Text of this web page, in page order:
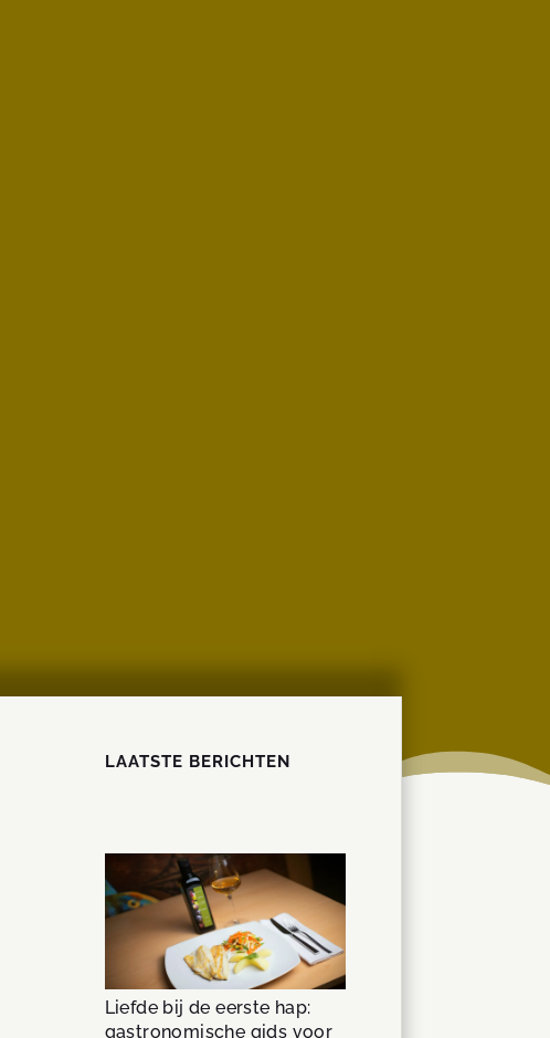
LAATSTE BERICHTEN
Liefde bij de eerste hap:
gastronomische gids voor